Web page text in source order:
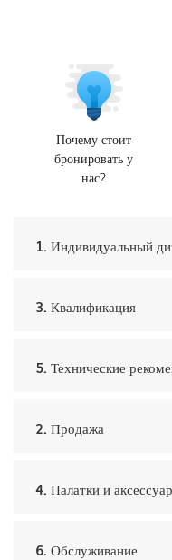
Почему стоит
бронировать у
нас?
1. Индивидуальный
3. Квалификация
5. Технические
2. Продажа
4. Палатки и
6. Обслуживание